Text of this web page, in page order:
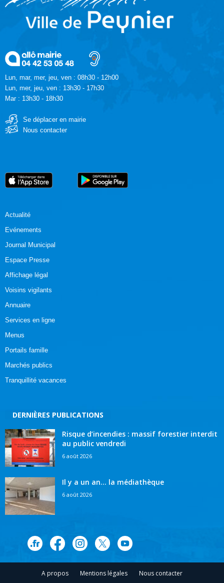
Lun, mar, mer, jeu, ven : 08h30 - 12h00
Lun, mer, jeu, ven : 13h30 - 17h30
Mar : 13h30 - 18h30
Se déplacer en mairie
Nous contacter
Actualité
Evénements
Journal Municipal
Espace Presse
Affichage légal
Voisins vigilants
Annuaire
Services en ligne
Menus
Portails famille
Marchés publics
Tranquillité vacances
DERNIÈRES PUBLICATIONS
Risque d’incendies : massif forestier interdit
au public vendredi
6 août 2026
Il y a un an… la médiathèque
6 août 2026
A propos Mentions légales Nous contacter